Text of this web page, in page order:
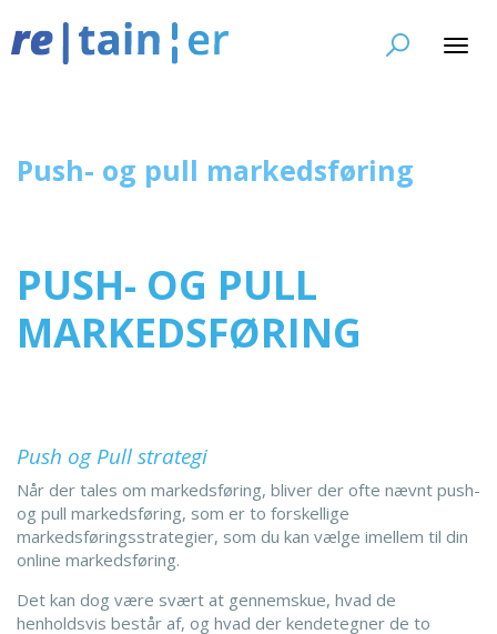
Push- og pull markedsføring
PUSH- OG PULL
MARKEDSFØRING
Push og Pull strategi
Når der tales om markedsføring, bliver der ofte nævnt push-
og pull markedsføring, som er to forskellige
markedsføringsstrategier, som du kan vælge imellem til din
online markedsføring.
Det kan dog være svært at gennemskue, hvad de
henholdsvis består af, og hvad der kendetegner de to